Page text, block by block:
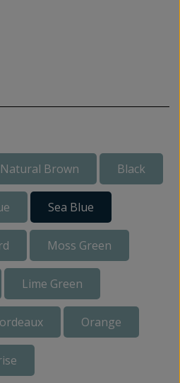
FORFOD
VABLER
Natural Brown Black
Sea Blue
Moss Green
Lime Green
Orange